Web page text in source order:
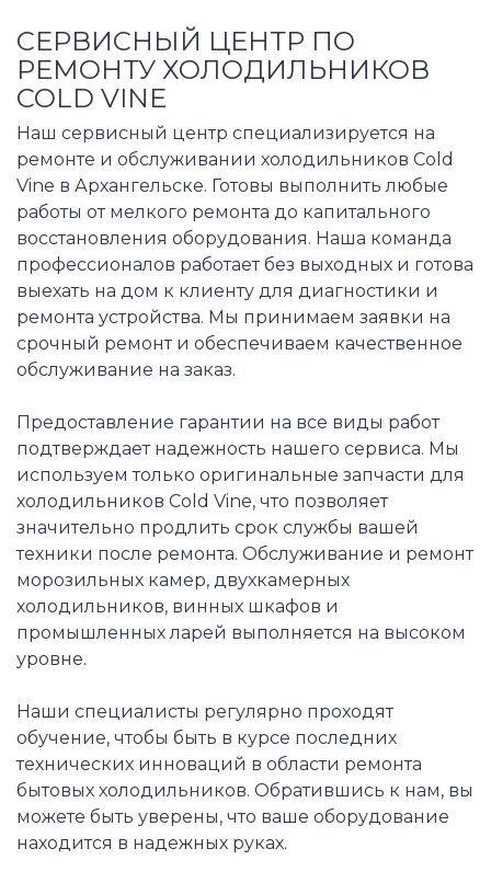
СЕРВИСНЫЙ ЦЕНТР ПО
РЕМОНТУ ХОЛОДИЛЬНИКОВ
COLD VINE
Наш сервисный центр специализируется на
ремонте и обслуживании холодильников Cold
Vine в Архангельске. Готовы выполнить любые
работы от мелкого ремонта до капитального
восстановления оборудования. Наша команда
профессионалов работает без выходных и готова
выехать на дом к клиенту для диагностики и
ремонта устройства. Мы принимаем заявки на
срочный ремонт и обеспечиваем качественное
обслуживание на заказ.
Предоставление гарантии на все виды работ
подтверждает надежность нашего сервиса. Мы
используем только оригинальные запчасти для
холодильников Cold Vine, что позволяет
значительно продлить срок службы вашей
техники после ремонта. Обслуживание и ремонт
морозильных камер, двухкамерных
холодильников, винных шкафов и
промышленных ларей выполняется на высоком
уровне.
Наши специалисты регулярно проходят
обучение, чтобы быть в курсе последних
технических инноваций в области ремонта
бытовых холодильников. Обратившись к нам, вы
можете быть уверены, что ваше оборудование
находится в надежных руках.